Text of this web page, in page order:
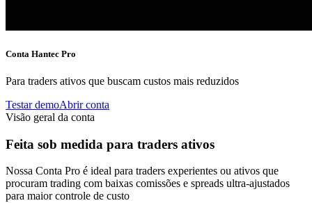
Conta Hantec Pro
Para traders ativos que buscam custos mais reduzidos
Testar demoAbrir conta
Visão geral da conta
Feita sob medida para traders ativos
Nossa Conta Pro é ideal para traders experientes ou ativos que
procuram trading com baixas comissões e spreads ultra-ajustados
para maior controle de custo